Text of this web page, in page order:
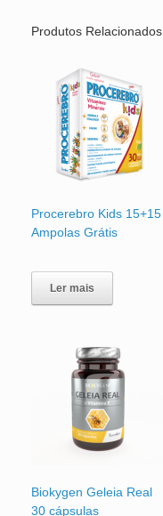
Produtos Relacionados
Procerebro Kids 15+15
Ampolas Grátis
Ler mais
Biokygen Geleia Real
30 cápsulas